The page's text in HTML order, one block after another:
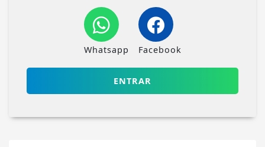
Whatsapp Facebook
ENTRAR